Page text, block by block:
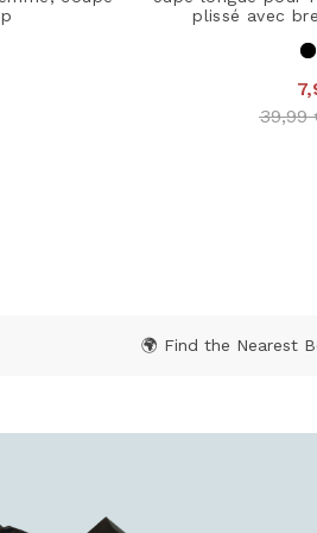
plissé avec
Price
🌍 Find the Nearest